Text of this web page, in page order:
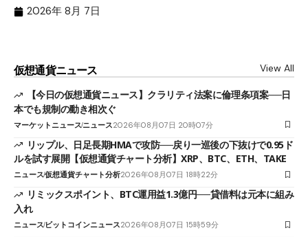
2026年 8月 7日
仮想通貨ニュース View All
【今日の仮想通貨ニュース】クラリティ法案に倫理条項案──日
本でも規制の動き相次ぐ
マーケットニュースニュース2026年08月07日 20時07分
リップル、日足長期HMAで攻防──戻り一巡後の下抜けで0.95ド
ルを試す展開【仮想通貨チャート分析】XRP、BTC、ETH、TAKE
ニュース仮想通貨チャート分析2026年08月07日 18時22分
リミックスポイント、BTC運用益1.3億円──貸借料は元本に組み
入れ
ニュースビットコインニュース2026年08月07日 15時59分